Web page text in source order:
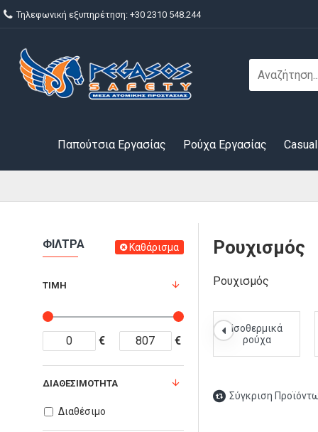
Τηλεφωνική εξυπηρέτηση: +30 2310 548.244
Παπούτσια Εργασίας Ρούχα Εργασίας Casual
ΦΊΛΤΡΑ Καθάρισμα
ΤΙΜΉ
€ €
ΔΙΑΘΕΣΙΜΌΤΗΤΑ
Διαθέσιμο
Ρουχισμός
Ρουχισμός
ρούχα
Ισοθερμικά
ρούχα
Σύγκριση